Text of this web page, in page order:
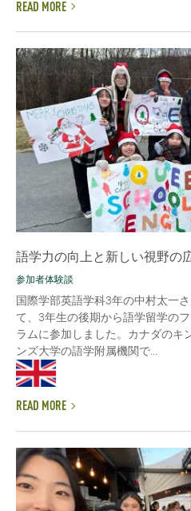
READ MORE
語学力の向上と新しい視野の
参加者体験談
国際学部英語学科3年の中村太一
て、3年生の後期から語学留学の
ラムに参加しました。カナダのキ
ンズ大学の語学附属機関で...
READ MORE